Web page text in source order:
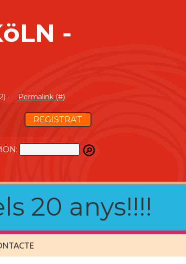
-
- Permalink (#)
REGISTRA'T
20 anys!!!!